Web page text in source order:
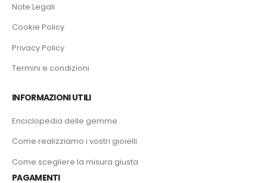
Note Legali
Cookie Policy
Privacy Policy
Termini e condizioni
INFORMAZIONI UTILI
Enciclopedia delle gemme
Come realizziamo i vostri gioielli
Come scegliere la misura giusta
PAGAMENTI